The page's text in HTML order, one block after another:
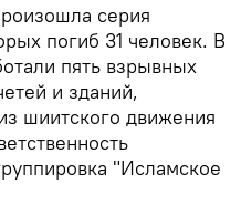
серия
погиб 31 человек. В
пять взрывных
и зданий,
шиитского движения
"Исламское